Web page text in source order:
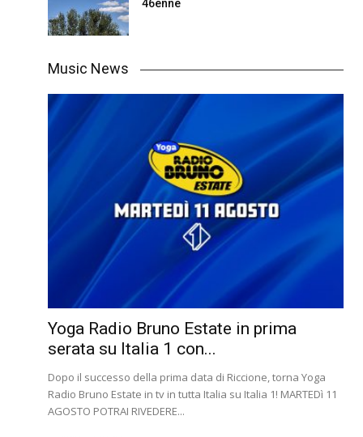
46enne
Music News
Yoga Radio Bruno Estate in prima
serata su Italia 1 con...
Dopo il successo della prima data di Riccione, torna Yoga
Radio Bruno Estate in tv in tutta Italia su Italia 1! MARTEDì 11
AGOSTO POTRAI RIVEDERE...